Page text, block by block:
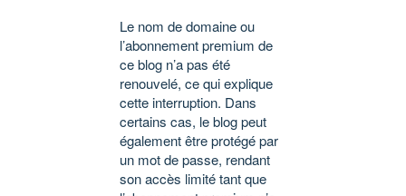
Le nom de domaine ou
l’abonnement premium de
ce blog n’a pas été
renouvelé, ce qui explique
cette interruption. Dans
certains cas, le blog peut
également être protégé par
un mot de passe, rendant
son accès limité tant que